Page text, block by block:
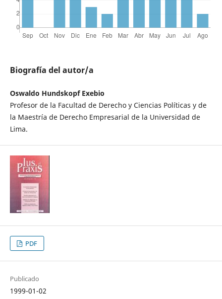
Biografía del autor/a
Oswaldo Hundskopf Exebio
Profesor de la Facultad de Derecho y Ciencias Políticas y de
la Maestría de Derecho Empresarial de la Universidad de
Lima.
PDF
Publicado
1999-01-02